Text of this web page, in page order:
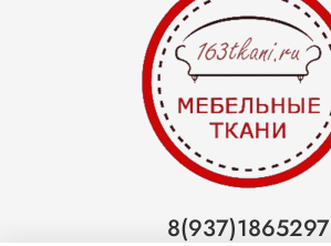
8(937)1865297